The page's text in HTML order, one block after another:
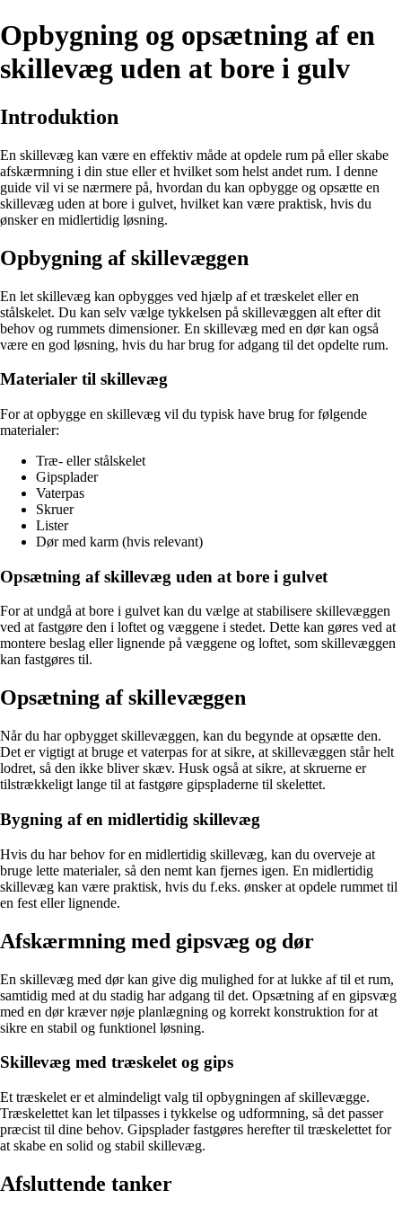
Opbygning og opsætning af en
skillevæg uden at bore i gulv
Introduktion
En skillevæg kan være en effektiv måde at opdele rum på eller skabe
afskærmning i din stue eller et hvilket som helst andet rum. I denne
guide vil vi se nærmere på, hvordan du kan opbygge og opsætte en
skillevæg uden at bore i gulvet, hvilket kan være praktisk, hvis du
ønsker en midlertidig løsning.
Opbygning af skillevæggen
En let skillevæg kan opbygges ved hjælp af et træskelet eller en
stålskelet. Du kan selv vælge tykkelsen på skillevæggen alt efter dit
behov og rummets dimensioner. En skillevæg med en dør kan også
være en god løsning, hvis du har brug for adgang til det opdelte rum.
Materialer til skillevæg
For at opbygge en skillevæg vil du typisk have brug for følgende
materialer:
Træ- eller stålskelet
Gipsplader
Vaterpas
Skruer
Lister
Dør med karm (hvis relevant)
Opsætning af skillevæg uden at bore i gulvet
For at undgå at bore i gulvet kan du vælge at stabilisere skillevæggen
ved at fastgøre den i loftet og væggene i stedet. Dette kan gøres ved at
montere beslag eller lignende på væggene og loftet, som skillevæggen
kan fastgøres til.
Opsætning af skillevæggen
Når du har opbygget skillevæggen, kan du begynde at opsætte den.
Det er vigtigt at bruge et vaterpas for at sikre, at skillevæggen står helt
lodret, så den ikke bliver skæv. Husk også at sikre, at skruerne er
tilstrækkeligt lange til at fastgøre gipspladerne til skelettet.
Bygning af en midlertidig skillevæg
Hvis du har behov for en midlertidig skillevæg, kan du overveje at
bruge lette materialer, så den nemt kan fjernes igen. En midlertidig
skillevæg kan være praktisk, hvis du f.eks. ønsker at opdele rummet til
en fest eller lignende.
Afskærmning med gipsvæg og dør
En skillevæg med dør kan give dig mulighed for at lukke af til et rum,
samtidig med at du stadig har adgang til det. Opsætning af en gipsvæg
med en dør kræver nøje planlægning og korrekt konstruktion for at
sikre en stabil og funktionel løsning.
Skillevæg med træskelet og gips
Et træskelet er et almindeligt valg til opbygningen af skillevægge.
Træskelettet kan let tilpasses i tykkelse og udformning, så det passer
præcist til dine behov. Gipsplader fastgøres herefter til træskelettet for
at skabe en solid og stabil skillevæg.
Afsluttende tanker